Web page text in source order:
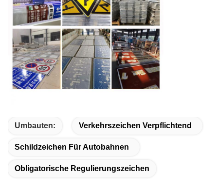
Umbauten: Verkehrszeichen Verpflichtend
Schildzeichen Für Autobahnen
Obligatorische Regulierungszeichen